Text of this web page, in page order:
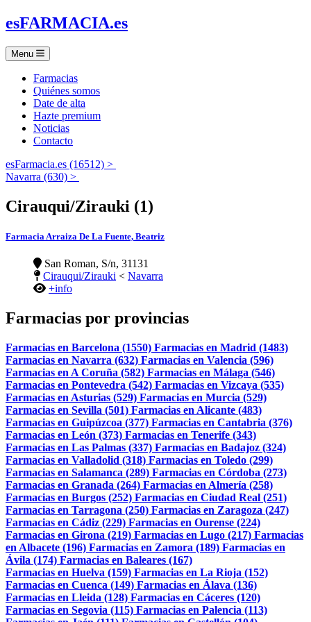
esFARMACIA.es
Menu
Farmacias
Quiénes somos
Date de alta
Hazte premium
Noticias
Contacto
esFarmacia.es (16512) >
Navarra (630) >
Cirauqui/Zirauki (1)
Farmacia Arraiza De La Fuente, Beatriz
San Roman, S/n, 31131
Cirauqui/Zirauki < Navarra
+info
Farmacias por provincias
Farmacias en Barcelona (1550) Farmacias en Madrid (1483)
Farmacias en Navarra (632) Farmacias en Valencia (596)
Farmacias en A Coruña (582) Farmacias en Málaga (546)
Farmacias en Pontevedra (542) Farmacias en Vizcaya (535)
Farmacias en Asturias (529) Farmacias en Murcia (529)
Farmacias en Sevilla (501) Farmacias en Alicante (483)
Farmacias en Guipúzcoa (377) Farmacias en Cantabria (376)
Farmacias en León (373) Farmacias en Tenerife (343)
Farmacias en Las Palmas (337) Farmacias en Badajoz (324)
Farmacias en Valladolid (318) Farmacias en Toledo (299)
Farmacias en Salamanca (289) Farmacias en Córdoba (273)
Farmacias en Granada (264) Farmacias en Almería (258)
Farmacias en Burgos (252) Farmacias en Ciudad Real (251)
Farmacias en Tarragona (250) Farmacias en Zaragoza (247)
Farmacias en Cádiz (229) Farmacias en Ourense (224)
Farmacias en Girona (219) Farmacias en Lugo (217) Farmacias
en Albacete (196) Farmacias en Zamora (189) Farmacias en
Ávila (174) Farmacias en Baleares (167)
Farmacias en Huelva (159) Farmacias en La Rioja (152)
Farmacias en Cuenca (149) Farmacias en Álava (136)
Farmacias en Lleida (128) Farmacias en Cáceres (120)
Farmacias en Segovia (115) Farmacias en Palencia (113)